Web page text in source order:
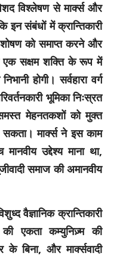
विश्लेषण से मार्क्स और
इन संबंधों में क्रान्तिकारी
शोषण को समाप्त करने और
एक सक्षम शक्ति के रूप में
होगी। सर्वहारा वर्ग
भूमिका निःस्रत
मेहनतकशों को मुक्त
सकता। मार्क्स ने इस काम
उद्देश्य माना था,
समाज की अमानवीय
वैज्ञानिक क्रान्तिकारी
की एकता कम्युनिज़्म की
के बिना, और मार्क्सवादी